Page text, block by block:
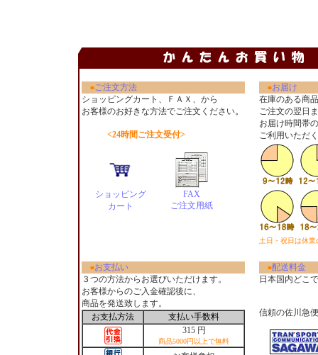
■ご注文方法 ■お届け
ショッピングカート、ＦＡＸ、から
お客様のお好きな方法でご注文ください。
<24時間ご注文受付>
ショッピング
カート
FAX
ご注文用紙
在庫のある商
ご注文の翌日
お届け時間帯
ご利用いただ
土日・祝日は休
■お支払い
３つの方法からお選びいただけます。
お客様からのご入金確認後に、
商品を発送致します。
お支払方法
支払い手数料
315 円
商品5000円以上で無料
■配送料金
日本国内どこ
信頼の佐川急